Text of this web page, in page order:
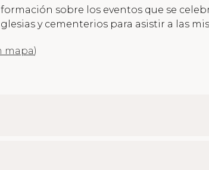
sobre los eventos que se
y cementerios para asistir a las
mapa)